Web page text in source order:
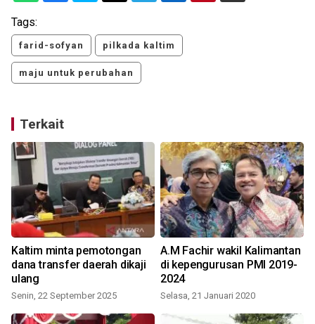
Tags:
farid-sofyan pilkada kaltim
maju untuk perubahan
Terkait
Kaltim minta pemotongan
dana transfer daerah dikaji
ulang
Senin, 22 September 2025
A.M Fachir wakil Kalimantan
di kepengurusan PMI 2019-
2024
Selasa, 21 Januari 2020